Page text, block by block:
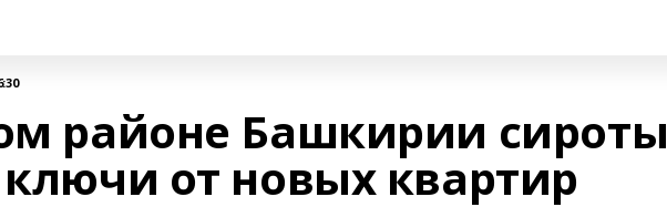
районе Башкирии сироты
от новых квартир